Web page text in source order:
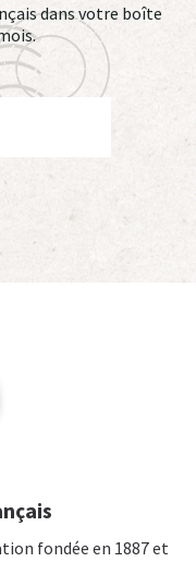
dans votre boîte
fondée en 1887 et